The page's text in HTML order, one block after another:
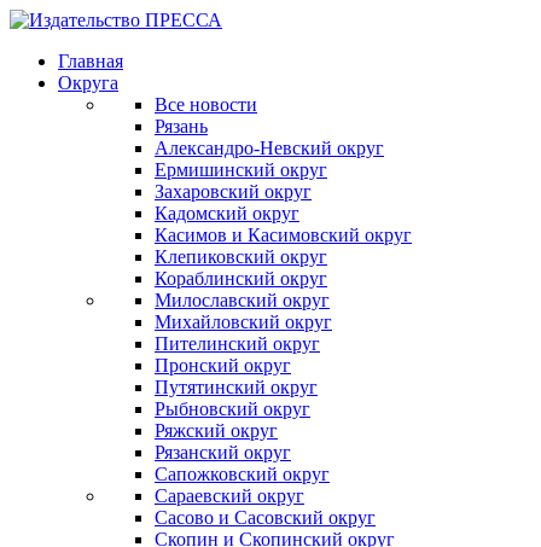
Главная
Округа
Все новости
Рязань
Александро-Невский округ
Ермишинский округ
Захаровский округ
Кадомский округ
Касимов и Касимовский округ
Клепиковский округ
Кораблинский округ
Милославский округ
Михайловский округ
Пителинский округ
Пронский округ
Путятинский округ
Рыбновский округ
Ряжский округ
Рязанский округ
Сапожковский округ
Сараевский округ
Сасово и Сасовский округ
Скопин и Скопинский округ